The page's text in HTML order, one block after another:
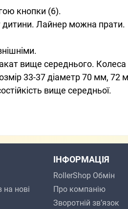
кнопки (6).
дитини. Лайнер можна прати.
вище середнього.
33-37 діаметр 70 мм, 72
вище середньої.
на нові
ІНФОРМАЦІЯ
RollerShop Обмін
Про компанію
Зворотній зв’язок